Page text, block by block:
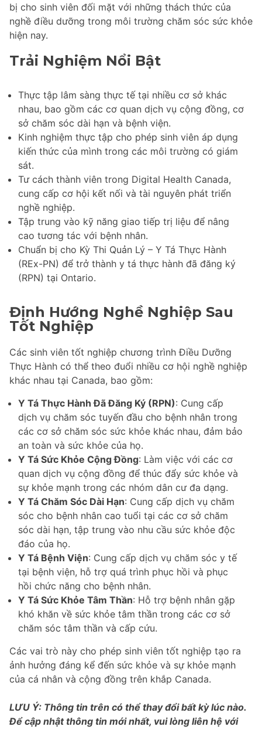
bị cho sinh viên đối mặt với những thách thức của
nghề điều dưỡng trong môi trường chăm sóc sức khỏe
hiện nay.
Trải Nghiệm Nổi Bật
Thực tập lâm sàng thực tế tại nhiều cơ sở khác
nhau, bao gồm các cơ quan dịch vụ cộng đồng, cơ
sở chăm sóc dài hạn và bệnh viện.
Kinh nghiệm thực tập cho phép sinh viên áp dụng
kiến thức của mình trong các môi trường có giám
sát.
Tư cách thành viên trong Digital Health Canada,
cung cấp cơ hội kết nối và tài nguyên phát triển
nghề nghiệp.
Tập trung vào kỹ năng giao tiếp trị liệu để nâng
cao tương tác với bệnh nhân.
Chuẩn bị cho Kỳ Thi Quản Lý – Y Tá Thực Hành
(REx-PN) để trở thành y tá thực hành đã đăng ký
(RPN) tại Ontario.
Định Hướng Nghề Nghiệp Sau
Tốt Nghiệp
Các sinh viên tốt nghiệp chương trình Điều Dưỡng
Thực Hành có thể theo đuổi nhiều cơ hội nghề nghiệp
khác nhau tại Canada, bao gồm:
Y Tá Thực Hành Đã Đăng Ký (RPN): Cung cấp
dịch vụ chăm sóc tuyến đầu cho bệnh nhân trong
các cơ sở chăm sóc sức khỏe khác nhau, đảm bảo
an toàn và sức khỏe của họ.
Y Tá Sức Khỏe Cộng Đồng: Làm việc với các cơ
quan dịch vụ cộng đồng để thúc đẩy sức khỏe và
sự khỏe mạnh trong các nhóm dân cư đa dạng.
Y Tá Chăm Sóc Dài Hạn: Cung cấp dịch vụ chăm
sóc cho bệnh nhân cao tuổi tại các cơ sở chăm
sóc dài hạn, tập trung vào nhu cầu sức khỏe độc
đáo của họ.
Y Tá Bệnh Viện: Cung cấp dịch vụ chăm sóc y tế
tại bệnh viện, hỗ trợ quá trình phục hồi và phục
hồi chức năng cho bệnh nhân.
Y Tá Sức Khỏe Tâm Thần: Hỗ trợ bệnh nhân gặp
khó khăn về sức khỏe tâm thần trong các cơ sở
chăm sóc tâm thần và cấp cứu.
Các vai trò này cho phép sinh viên tốt nghiệp tạo ra
ảnh hưởng đáng kể đến sức khỏe và sự khỏe mạnh
của cá nhân và cộng đồng trên khắp Canada.
LƯU Ý: Thông tin trên có thể thay đổi bất kỳ lúc nào.
Để cập nhật thông tin mới nhất, vui lòng liên hệ với